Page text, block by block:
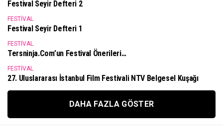
Festival Seyir Defteri 2
FESTIVAL
Festival Seyir Defteri 1
FESTIVAL
Tersninja.com’un Festival Önerileri…
FESTIVAL
27. Uluslararası İstanbul Film Festivali NTV Belgesel Kuşağı
DAHA FAZLA GÖSTER